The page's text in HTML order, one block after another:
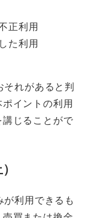
正利用
た利用
れがあると判
イントの利用
じることがで
利用できるも